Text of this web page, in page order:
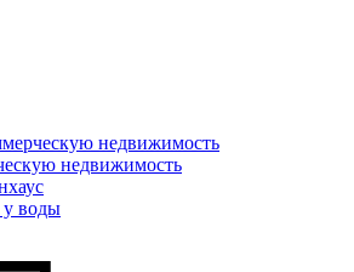
недвижимость
недвижимость
у воды